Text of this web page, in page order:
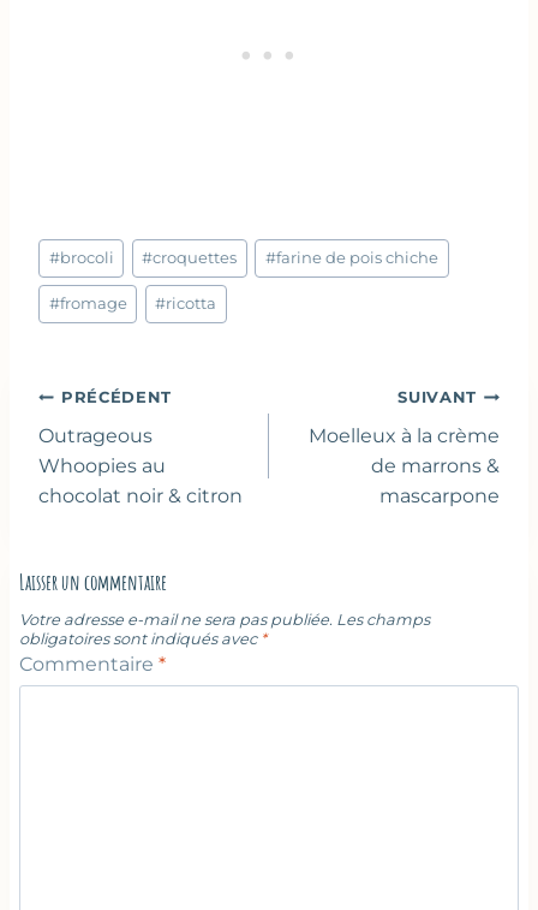
Étiquettes
de
la
#brocoli #croquettes #farine de pois chiche
#fromage #ricotta
Navigation
de
l’article
PRÉCÉDENT
Outrageous
Whoopies au
chocolat noir & citron
SUIVANT
Moelleux à la crème
de marrons &
mascarpone
Laisser un commentaire
Votre adresse e-mail ne sera pas publiée. Les champs
obligatoires sont indiqués avec *
Commentaire *